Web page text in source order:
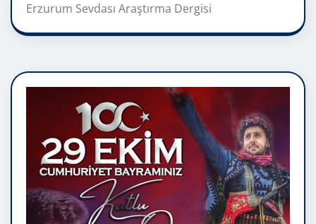
Erzurum Sevdası Araştırma Dergisi